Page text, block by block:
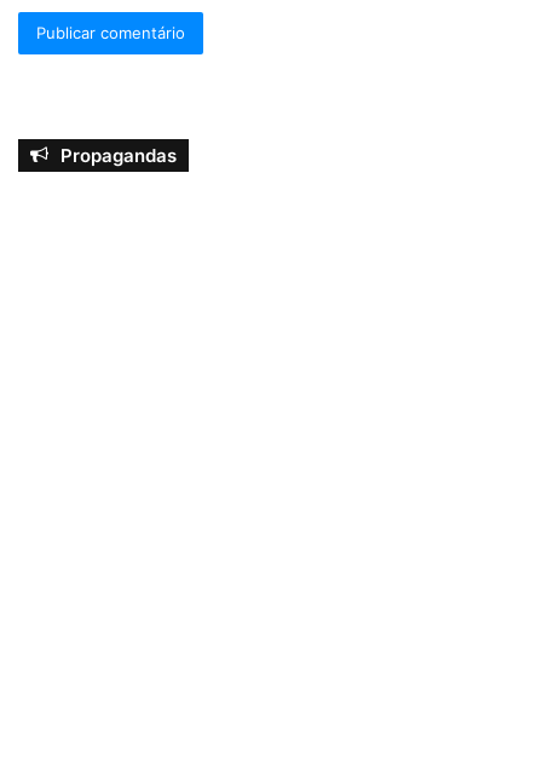
Propagandas